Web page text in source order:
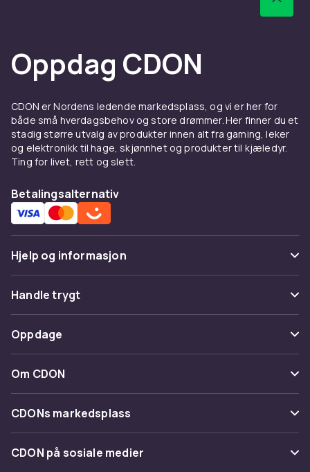
Oppdag CDON
CDON er Nordens ledende markedsplass, og vi er her for
både små hverdagsbehov og store drømmer. Her finner du et
stadig større utvalg av produkter innen alt fra gaming, leker
og elektronikk til hage, skjønnhet og produkter til kjæledyr.
Ting for livet, rett og slett.
Betalingsalternativ
Hjelp og informasjon
Vanlige spørsmål
Spor pakke
Angre & returner her
Kontakt oss
Handle trygt
Betaling
Levering
Tilbakekallinger
Oppdage
Kategorier
Varemerker
Om CDON
Om oss
Kundeanmeldelser
Jobbe på CDON
CDONs markedsplass
Merchant Help Center
CDON på sosiale medier